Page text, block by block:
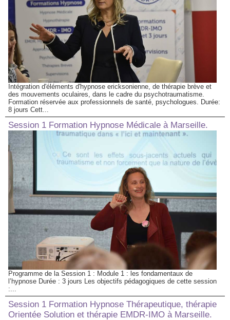
Intégration d'éléments d'hypnose ericksonienne, de thérapie brève et
des mouvements oculaires, dans le cadre du psychotraumatisme.
Formation réservée aux professionnels de santé, psychologues. Durée:
8 jours Cett...
Session 1 Formation Hypnose Médicale à Marseille.
Programme de la Session 1 : Module 1 : les fondamentaux de
l’hypnose Durée : 3 jours Les objectifs pédagogiques de cette session
:...
Session 1 Formation Hypnose Thérapeutique, thérapie
Orientée Solution et thérapie EMDR-IMO à Marseille.